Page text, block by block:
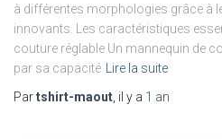
à différentes morphologies grâce à
innovants. Les caractéristiques
couture réglable Un mannequin de
par sa capacité
Lire la suite
Partshirt-maout , il y a 1 an